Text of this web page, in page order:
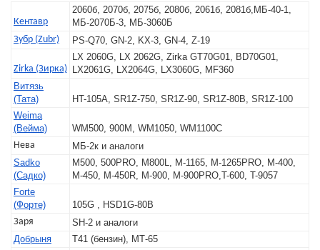
Кентавр
2060б, 2070б, 2075б, 2080б, 2061б, 2081б,МБ-40-1,
МБ-2070Б-3, МБ-3060Б
Зубр (Zubr)
PS-Q70, GN-2, KX-3, GN-4, Z-19
Zirka (Зирка)
LX 2060G, LX 2062G, Zirka GT70G01, BD70G01,
LX2061G, LX2064G, LX3060G, MF360
Витязь
(Тата)
HT-105A, SR1Z-750, SR1Z-90, SR1Z-80B, SR1Z-100
Weima
(Вейма)
WM500, 900M, WM1050, WM1100C
Нева
МБ-2к и аналоги
Sadko
(Садко)
M500, 500PRO, M800L, M-1165, M-1265PRO, M-400,
M-450, M-450R, M-900, M-900PRO,T-600, T-9057
Forte
(Форте)
105G , HSD1G-80B
Заря
SH-2 и аналоги
Добрыня
Т41 (бензин), МТ-65